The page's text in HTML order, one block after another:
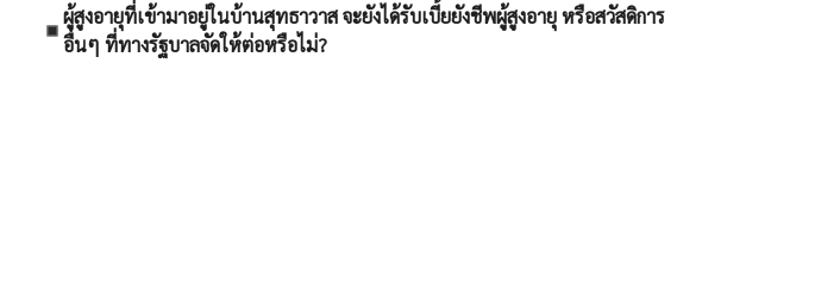
ผู้สูงอายุที่เข้ามาอยู่ในบ้านสุทธาวาส จะยังได้รับเบี้ยยังชีพผู้สูงอายุ หรือสวัสดิการ
อื่นๆ ที่ทางรัฐบาลจัดให้ต่อหรือไม่?